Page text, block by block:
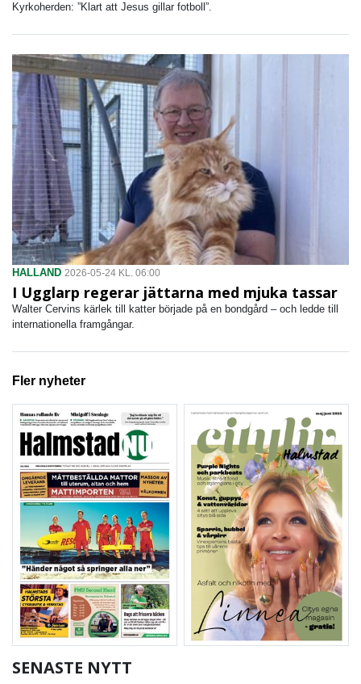
Kyrkoherden: ”Klart att Jesus gillar fotboll”.
HALLAND 2026-05-24 KL. 06:00
I Ugglarp regerar jättarna med mjuka tassar
Walter Cervins kärlek till katter började på en bondgård – och ledde till
internationella framgångar.
Fler nyheter
SENASTE NYTT